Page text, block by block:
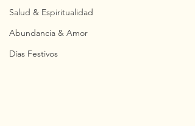
Salud & Espiritualidad
Abundancia & Amor
Días Festivos